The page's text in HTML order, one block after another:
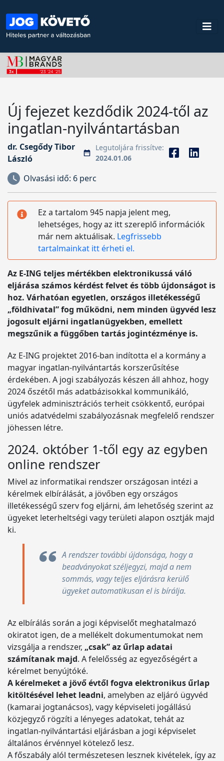
Új fejezet kezdődik 2024-től az
ingatlan-nyilvántartásban
dr. Csegődy Tibor
László
Legutoljára frissítve:
2024.01.06
Olvasási idő: 6 perc
Ez a tartalom 945 napja jelent meg,
lehetséges, hogy az itt szereplő információk
már nem aktuálisak. Legfrissebb
tartalmainkat itt érheti el.
Az E-ING teljes mértékben elektronikussá váló
eljárása számos kérdést felvet és több újdonságot is
hoz. Várhatóan egyetlen, országos illetékességű
„földhivatal” fog működni, nem minden ügyvéd lesz
jogosult eljárni ingatlanügyekben, emellett
megszűnik a függőben tartás jogintézménye is.
Az E-ING projektet 2016-ban indította el a kormány a
magyar ingatlan-nyilvántartás korszerűsítése
érdekében. A jogi szabályozás készen áll ahhoz, hogy
2024 őszétől más adatbázisokkal kommunikáló,
ügyfelek adminisztrációs terheit csökkentő, európai
uniós adatvédelmi szabályozásnak megfelelő rendszer
jöhessen létre.
2024. október 1-től egy az egyben
online rendszer
Mivel az informatikai rendszer országosan intézi a
kérelmek elbírálását, a jövőben egy országos
illetékességű szerv fog eljárni, ám lehetőség szerint az
ügyeket leterheltségi vagy területi alapon osztják majd
ki.
A rendszer további újdonsága, hogy a
beadványokat széljegyzi, majd a nem
sommás, vagy teljes eljárásra kerülő
ügyeket automatikusan el is bírálja.
Az elbírálás során a jogi képviselőt meghatalmazó
okiratot igen, de a mellékelt dokumentumokat nem
vizsgálja a rendszer, „csak” az űrlap adatai
számítanak majd. A felelősség az egyezőségért a
kérelmet benyújtóké.
A kérelmeket a jövő évtől fogva elektronikus űrlap
kitöltésével lehet leadni, amelyben az eljáró ügyvéd
(kamarai jogtanácsos), vagy képviseleti jogállású
közjegyző rögzíti a lényeges adatokat, tehát az
ingatlan-nyilvántartási eljárásban a jogi képviselet
általános érvénnyel kötelező lesz.
A főszabály alól természetesen lesznek kivételek, így az